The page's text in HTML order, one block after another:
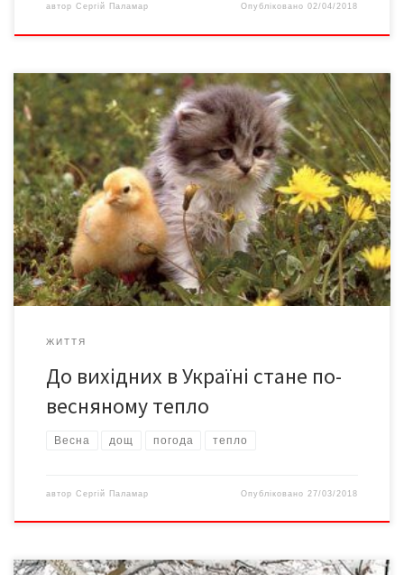
автор Сергій Паламар Опубліковано02/04/2018
За повідомленням українського Гідрометцентру, до кінця
тижня в Україну прийде справжнє весняне тепло. Особливо
відчутним потепління буде в центрі, на сході й на півдні країни.
Але водночас циклон принесе в Україну короткочасні дощі. У
середу, 28 березня, дощі пройдуть на заході України і в
окремих районах Сумської та Харківської областей. По […]
ЖИТТЯ
До вихідних в Україні стане по-
весняному тепло
Весна дощ погода тепло
автор Сергій Паламар Опубліковано 27/03/2018